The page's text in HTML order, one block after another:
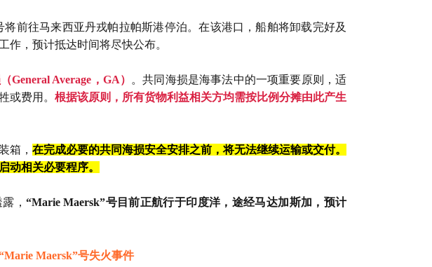
将前往马来西亚丹戎帕拉帕斯港停泊。在该港口，船舶将卸载完好及
作，预计抵达时间将尽快公布。
General Average，GA）
。共同海损是海事法中的一项重要原则，适
或费用。 根据该原则，所有货物利益相关方均需按比例分摊由此产生
箱， 在完成必要的共同海损安全安排之前，将无法继续运输或交付。
动相关必要程序。
， “Marie Maersk”号目前正航行于印度洋，途经马达加斯加，预计
Maersk”号失火事件